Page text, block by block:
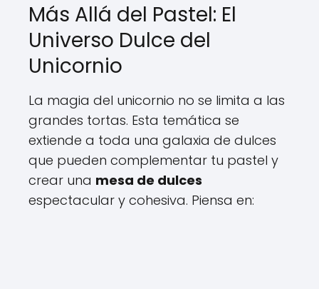
Más Allá del Pastel: El
Universo Dulce del
Unicornio
La magia del unicornio no se limita a las
grandes tortas. Esta temática se
extiende a toda una galaxia de dulces
que pueden complementar tu pastel y
crear una mesa de dulces
espectacular y cohesiva. Piensa en: